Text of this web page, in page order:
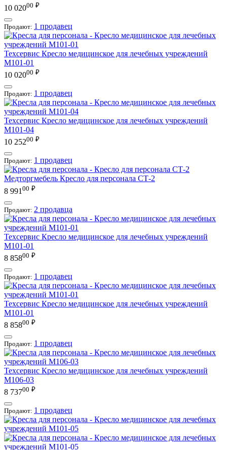
10 02000 ₽
Продают: 1 продавец
Техсервис Кресло медицинское для лечебных учреждений
М101-01
10 02000 ₽
Продают: 1 продавец
Техсервис Кресло медицинское для лечебных учреждений
М101-04
10 25200 ₽
Продают: 1 продавец
Медторгмебель Кресло для персонала СТ-2
8 991 00 ₽
Продают: 2 продавца
Техсервис Кресло медицинское для лечебных учреждений
М101-01
8 85800 ₽
Продают: 1 продавец
Техсервис Кресло медицинское для лечебных учреждений
М101-01
8 85800 ₽
Продают: 1 продавец
Техсервис Кресло медицинское для лечебных учреждений
М106-03
8 73700 ₽
Продают: 1 продавец